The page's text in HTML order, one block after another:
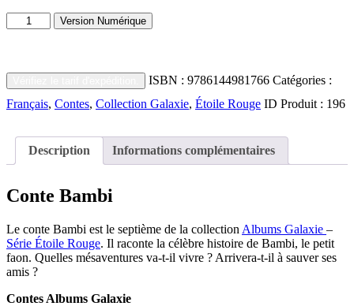
quantité
de
Version Numérique
ISBN : 9786144981766 Catégories :
Français, Contes, Collection Galaxie, Étoile Rouge ID Produit : 196
Description Informations complémentaires
Conte Bambi
Le conte Bambi est le septième de la collection Albums Galaxie –
Série Étoile Rouge. Il raconte la célèbre histoire de Bambi, le petit
faon. Quelles mésaventures va-t-il vivre ? Arrivera-t-il à sauver ses
amis ?
Contes Albums Galaxie